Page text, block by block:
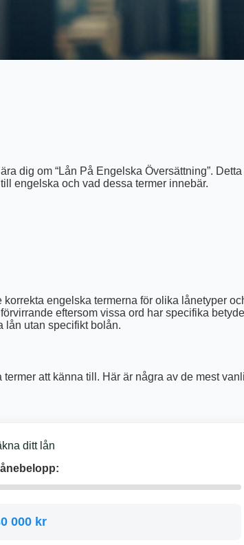
dig om “Lån På Engelska Översättning”.
engelska och vad dessa termer innebär.
engelska termerna för olika lånetyper
eftersom vissa ord har specifika
lån utan specifikt bolån.
att känna till. Här är några av de mest
ditt lån
000 kr